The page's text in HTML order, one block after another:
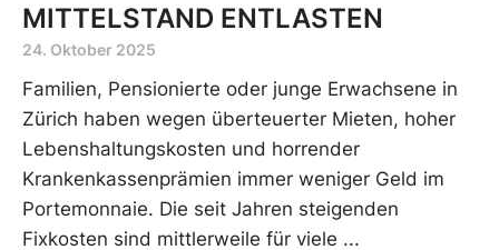
MITTELSTAND ENTLASTEN
24. Oktober 2025
Familien, Pensionierte oder junge Erwachsene in
Zürich haben wegen überteuerter Mieten, hoher
Lebenshaltungskosten und horrender
Krankenkassenprämien immer weniger Geld im
Portemonnaie. Die seit Jahren steigenden
Fixkosten sind mittlerweile für viele